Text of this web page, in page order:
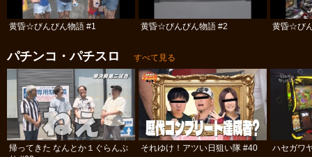
黄昏☆びんびん物語 #1 黄昏☆びんびん物語 #2 黄昏☆び
パチンコ・パチスロ すべて見る
帰ってきた なんとか１ぐらんぷ
それゆけ！アツい日狙い隊 #40 ハセガワ